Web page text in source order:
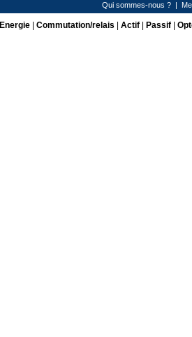
Qui sommes-nous ? |
Energie| Commutation/relais Actif| Passif|